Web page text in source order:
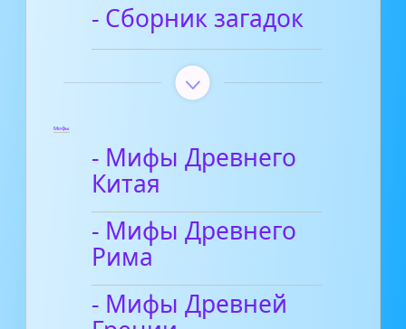
- Сборник загадок
Мифы
- Мифы Древнего
Китая
- Мифы Древнего
Рима
- Мифы Древней